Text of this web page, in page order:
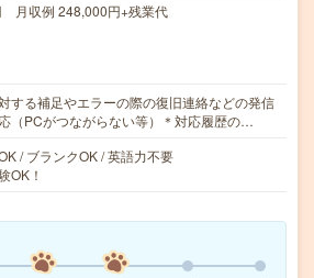
月収例 248,000円+残業代
する補足やエラーの際の復旧連絡などの発信
（PCがつながらない等）＊対応履歴の…
/ ブランクOK / 英語力不要
OK！